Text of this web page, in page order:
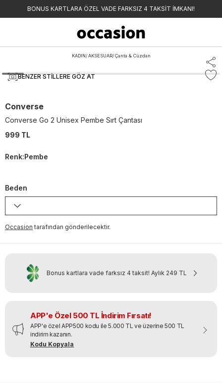
BONUS KARTLARA ÖZEL VADE FARKSIZ 4 TAKSİT İMKANI!
KADIN/ AKSESUAR/ Çanta & Cüzdan
BENZER STILLERE GÖZ AT
Converse
Converse Go 2 Unisex Pembe Sırt Çantası
999 TL
Renk:Pembe
Beden
Occasion tarafından gönderilecektir.
Bonus kartlara vade farksız 4 taksit! Aylık 249 TL
APP'e Özel 500 TL İndirim Fırsatı!
APP'e özel APP500 kodu ile 5.000 TL ve üzerine 500 TL
indirim kazanın.
Kodu Kopyala